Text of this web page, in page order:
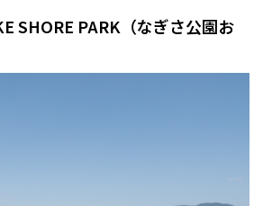
SHORE PARK（なぎさ公園お